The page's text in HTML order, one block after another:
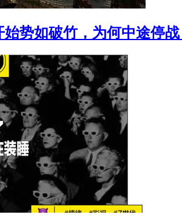
势如破竹，为何中途停